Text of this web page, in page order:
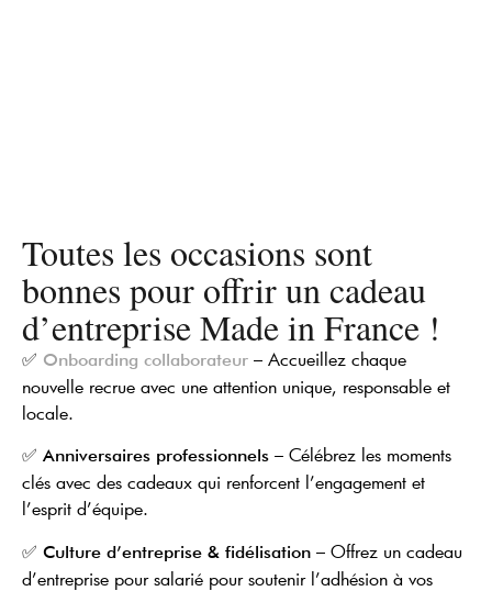
Toutes les occasions sont
bonnes pour offrir un cadeau
d’entreprise Made in France !
✅ Onboarding collaborateur – Accueillez chaque
nouvelle recrue avec une attention unique, responsable et
locale.
✅ Anniversaires professionnels – Célébrez les moments
clés avec des cadeaux qui renforcent l’engagement et
l’esprit d’équipe.
✅ Culture d’entreprise & fidélisation – Offrez un cadeau
d’entreprise pour salarié pour soutenir l’adhésion à vos